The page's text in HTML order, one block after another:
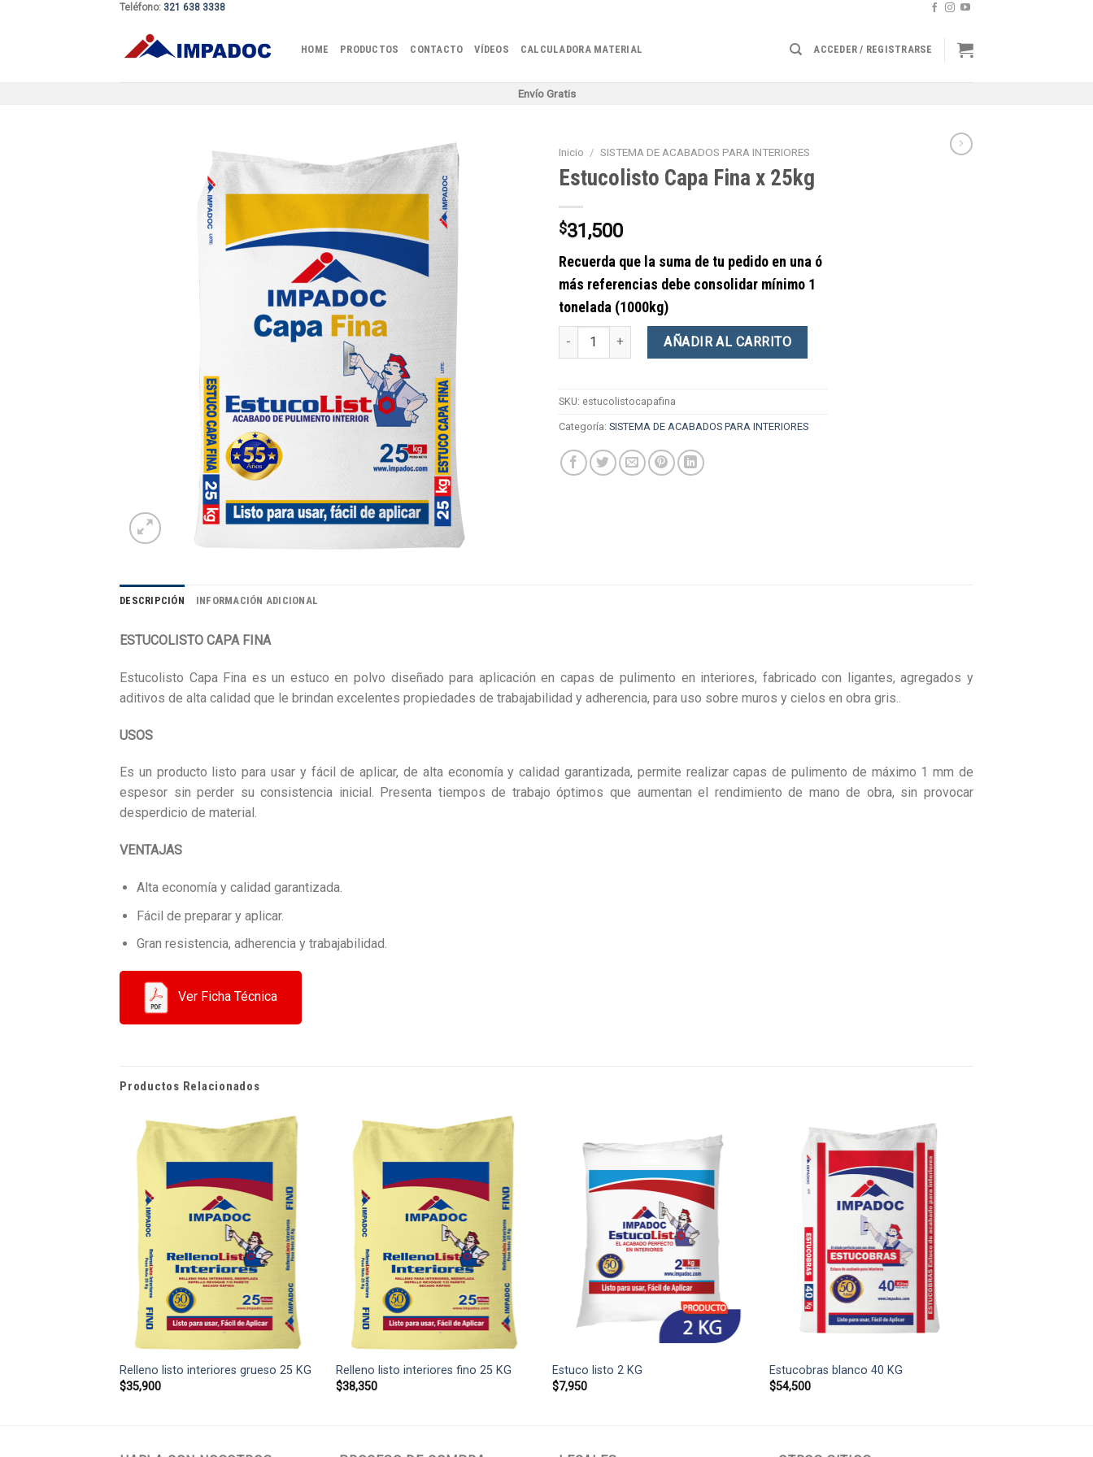
Teléfono: 321 638 3338
HOME PRODUCTOS CONTACTO VÍDEOS CALCULADORA MATERIAL ACCEDER / REGISTRARSE
Envío Gratis
Inicio / SISTEMA DE ACABADOS PARA INTERIORES
Estucolisto Capa Fina x 25kg
$31,500
Recuerda que la suma de tu pedido en una ó
más referencias debe consolidar mínimo 1
tonelada (1000kg)
Estucolisto Capa Fina x 25kg cantidad
AÑADIR AL CARRITO
SKU: estucolistocapafina
Categoría: SISTEMA DE ACABADOS PARA INTERIORES
DESCRIPCIÓN INFORMACIÓN ADICIONAL
ESTUCOLISTO CAPA FINA
Estucolisto Capa Fina es un estuco en polvo diseñado para aplicación en capas de pulimento en interiores, fabricado con ligantes, agregados y
aditivos de alta calidad que le brindan excelentes propiedades de trabajabilidad y adherencia, para uso sobre muros y cielos en obra gris. .
USOS
Es un producto listo para usar y fácil de aplicar, de alta economía y calidad garantizada, permite realizar capas de pulimento de máximo 1 mm de
espesor sin perder su consistencia inicial. Presenta tiempos de trabajo óptimos que aumentan el rendimiento de mano de obra, sin provocar
desperdicio de material.
VENTAJAS
Alta economía y calidad garantizada.
Fácil de preparar y aplicar.
Gran resistencia, adherencia y trabajabilidad.
Ver Ficha Técnica
Productos Relacionados
Relleno listo interiores grueso 25 KG
$35,900
Relleno listo interiores fino 25 KG
$38,350
Estuco listo 2 KG
$7,950
Estucobras blanco 40 KG
$54,500